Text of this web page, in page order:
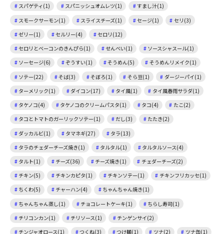
スパゲティ(1)
スパニッシュオムレツ(1)
すまし汁(1)
スモークサーモン(1)
スライスチーズ(1) セージ(1)
セリ(3)
ゼリー(1)
セルリー(4)
セロリ(12)
セロリとベーコンのきんぴら(1)
せんべい(1)
ソースシャスール(1)
ソーセージ(6)
ぞうすい(1) そうめん(5)
そうめんリメイク(1)
ソテー(22)
そば(3) そぼろ(1) そら豆(1)
ダージーパイ(1)
ターメリック(1)
ダイコン(17) タイ風(1)
タイ風春雨サラダ(1)
タケノコ(4)
タケノコのクリームパスタ(1) タコ(4)
たこ(2)
タコとトマトのガーリックソテー(1)
だし(3)
たたき(2)
ダッカルビ(1)
タマネギ(27)
タラ(13)
タラのチェダーチーズ焼き(1)
タルタル(1)
タルタルソース(4)
タルト(1)
チーズ(36) チーズ焼き(1)
チェダーチーズ(2)
チキン(5)
チキンカピタ(1) チキンソテー(1)
チキンフリカッセ(1)
ちくわ(5)
チャーハン(4)
ちゃんちゃん焼き(1)
ちゃんちゃん蒸し(1)
チョコレートケーキ(1)
ちらし寿司(1)
チリコンカン(1)
チリソース(1)
チンゲンサイ(2)
チンジャオロース(1)
つくね(3) つけ麺(1) ツナ(2) ツナ缶(1)